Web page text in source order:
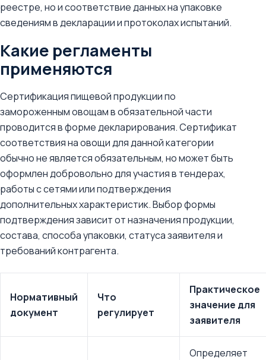
реестре, но и соответствие данных на упаковке
сведениям в декларации и протоколах испытаний.
Какие регламенты
применяются
Сертификация пищевой продукции по
замороженным овощам в обязательной части
проводится в форме декларирования. Сертификат
соответствия на овощи для данной категории
обычно не является обязательным, но может быть
оформлен добровольно для участия в тендерах,
работы с сетями или подтверждения
дополнительных характеристик. Выбор формы
подтверждения зависит от назначения продукции,
состава, способа упаковки, статуса заявителя и
требований контрагента.
Нормативный
документ
Что
регулирует
Практическое
значение для
заявителя
Определяет